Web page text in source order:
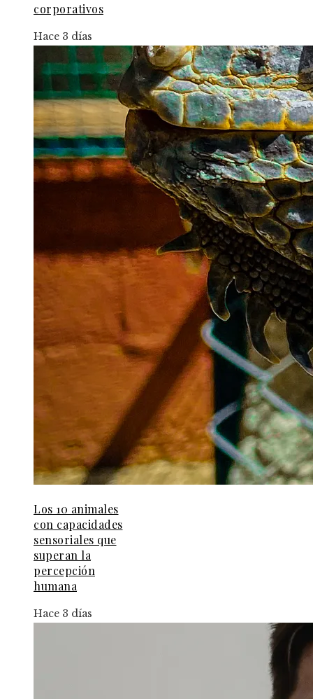
corporativos
Hace 3 días
Los 10 animales
con capacidades
sensoriales que
superan la
percepción
humana
Hace 3 días